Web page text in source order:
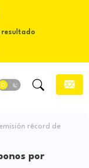
resultado
récord de
por